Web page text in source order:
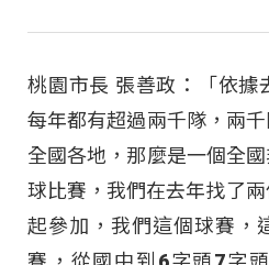
桃園市長 張善政：「依據
每年都有超過兩千隊，兩
全國各地，那麼是一個全
球比賽，我們在去年找了
起參加，我們這個球賽，